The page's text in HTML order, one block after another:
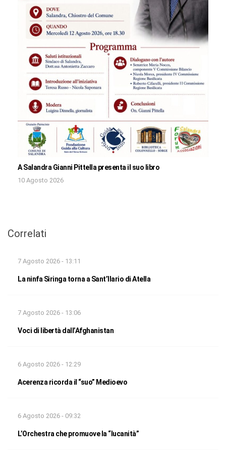
A Salandra Gianni Pittella presenta il suo libro
10 Agosto 2026
Correlati
7 Agosto 2026 - 13:11
La ninfa Siringa torna a Sant’Ilario di Atella
7 Agosto 2026 - 13:06
Voci di libertà dall’Afghanistan
6 Agosto 2026 - 12:29
Acerenza ricorda il “suo” Medioevo
6 Agosto 2026 - 09:32
L’Orchestra che promuove la “lucanità”